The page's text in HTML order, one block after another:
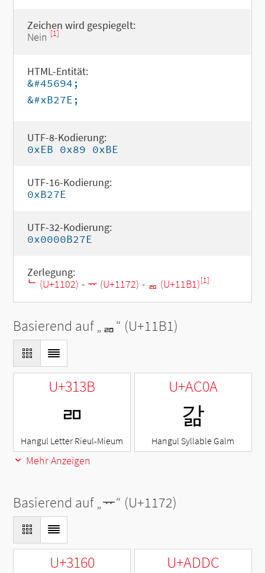
Zeichen wird gespiegelt:
Nein [1]
HTML-Entität:
&#45694;
&#xB27E;
UTF-8-Kodierung:
0xEB 0x89 0xBE
UTF-16-Kodierung:
0xB27E
UTF-32-Kodierung:
0x0000B27E
Zerlegung:
ᄂ (U+1102) - ᅲ (U+1172) - ᆱ (U+11B1)[1]
Basierend auf „ᆱ“ (U+11B1)
U+313B
ㄻ
Hangul Letter Rieul-Mieum
U+AC0A
갊
Hangul Syllable Galm
Mehr Anzeigen
Basierend auf „ᅲ“ (U+1172)
U+3160 U+ADDC